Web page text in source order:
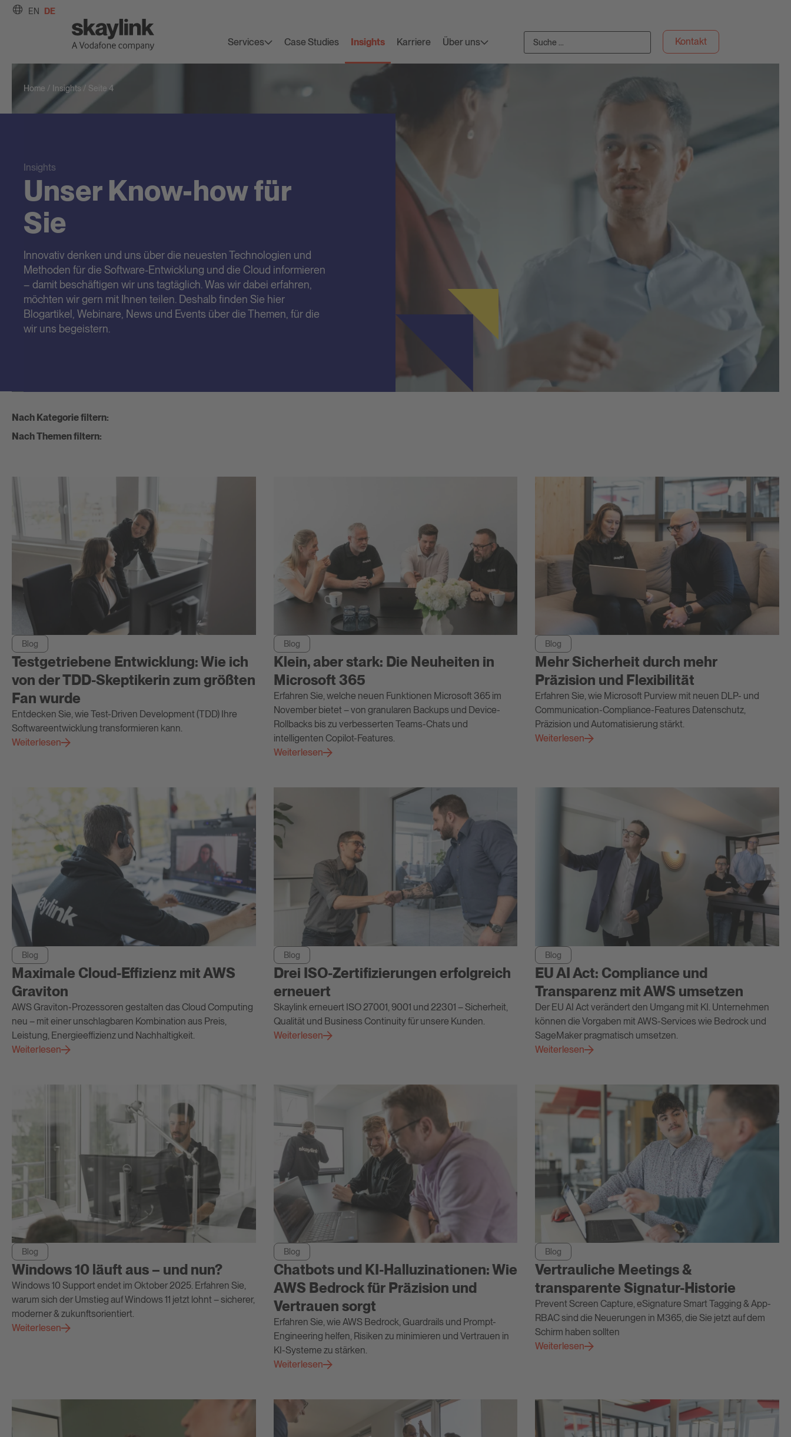
EN DE
Services Case Studies Insights Karriere Über uns Kontakt
Home / Insights/ Seite 4
Insights
Unser Know-how für
Sie
Innovativ denken und uns über die neuesten Technologien und
Methoden für die Software-Entwicklung und die Cloud informieren
– damit beschäftigen wir uns tagtäglich. Was wir dabei erfahren,
möchten wir gern mit Ihnen teilen. Deshalb finden Sie hier
Blogartikel, Webinare, News und Events über die Themen, für die
wir uns begeistern.
Nach Kategorie filtern:
Nach Themen filtern:
Blog
Testgetriebene Entwicklung: Wie ich
von der TDD-Skeptikerin zum größten
Fan wurde
Entdecken Sie, wie Test-Driven Development (TDD) Ihre
Softwareentwicklung transformieren kann.
Weiterlesen
Blog
Klein, aber stark: Die Neuheiten in
Microsoft 365
Erfahren Sie, welche neuen Funktionen Microsoft 365 im
November bietet – von granularen Backups und Device-
Rollbacks bis zu verbesserten Teams-Chats und
intelligenten Copilot-Features.
Weiterlesen
Blog
Mehr Sicherheit durch mehr
Präzision und Flexibilität
Erfahren Sie, wie Microsoft Purview mit neuen DLP- und
Communication-Compliance-Features Datenschutz,
Präzision und Automatisierung stärkt.
Weiterlesen
Blog
Maximale Cloud-Effizienz mit AWS
Graviton
AWS Graviton-Prozessoren gestalten das Cloud Computing
neu – mit einer unschlagbaren Kombination aus Preis,
Leistung, Energieeffizienz und Nachhaltigkeit.
Weiterlesen
Blog
Drei ISO-Zertifizierungen erfolgreich
erneuert
Skaylink erneuert ISO 27001, 9001 und 22301 – Sicherheit,
Qualität und Business Continuity für unsere Kunden.
Weiterlesen
Blog
EU AI Act: Compliance und
Transparenz mit AWS umsetzen
Der EU AI Act verändert den Umgang mit KI. Unternehmen
können die Vorgaben mit AWS-Services wie Bedrock und
SageMaker pragmatisch umsetzen.
Weiterlesen
Blog
Windows 10 läuft aus – und nun?
Windows 10 Support endet im Oktober 2025. Erfahren Sie,
warum sich der Umstieg auf Windows 11 jetzt lohnt – sicherer,
moderner & zukunftsorientiert.
Weiterlesen
Blog
Chatbots und KI-Halluzinationen: Wie
AWS Bedrock für Präzision und
Vertrauen sorgt
Erfahren Sie, wie AWS Bedrock, Guardrails und Prompt-
Engineering helfen, Risiken zu minimieren und Vertrauen in
KI-Systeme zu stärken.
Weiterlesen
Blog
Vertrauliche Meetings &
transparente Signatur-Historie
Prevent Screen Capture, eSignature Smart Tagging & App-
RBAC sind die Neuerungen in M365, die Sie jetzt auf dem
Schirm haben sollten
Weiterlesen